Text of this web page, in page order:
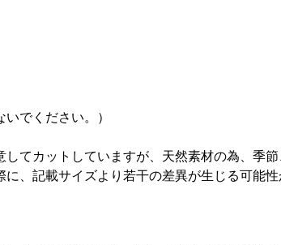
でください。）
てカットしていますが、天然素材の為、季節
、記載サイズより若干の差異が生じる可能性